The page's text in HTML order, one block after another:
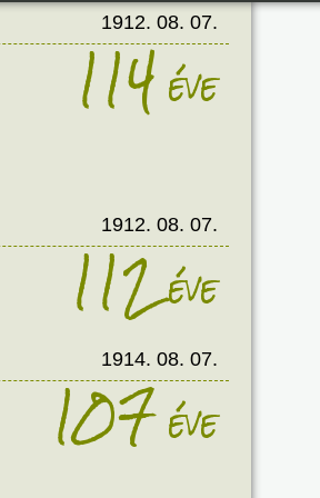
1912. 08. 07.
114éve
1912. 08. 07.
112éve
1914. 08. 07.
107éve